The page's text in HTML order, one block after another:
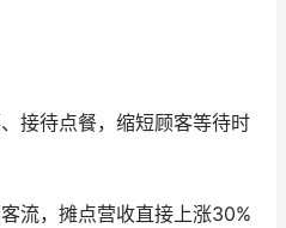
接待点餐，缩短顾客等待时
流，摊点营收直接上涨30%